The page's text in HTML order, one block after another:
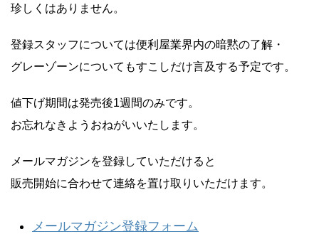
珍しくはありません。
登録スタッフについては便利屋業界内の暗黙の了解・
グレーゾーンについてもすこしだけ言及する予定です。
値下げ期間は発売後1週間のみです。
お忘れなきようおねがいいたします。
メールマガジンを登録していただけると
販売開始に合わせて連絡を置け取りいただけます。
メールマガジン登録フォーム